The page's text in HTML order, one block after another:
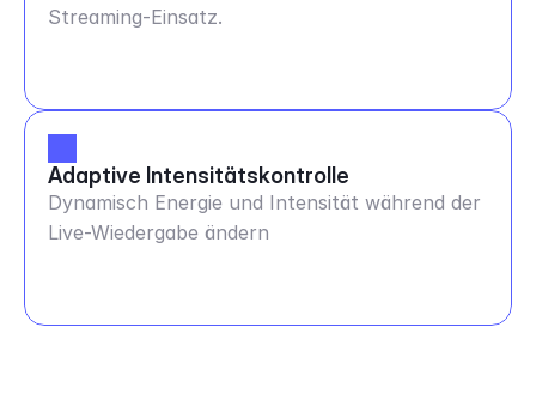
Streaming-Einsatz.
Adaptive Intensitätskontrolle
Dynamisch Energie und Intensität während der
Live-Wiedergabe ändern